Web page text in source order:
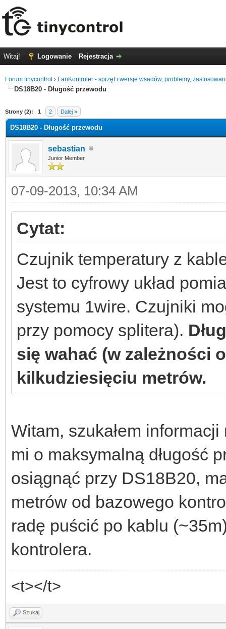
Witaj! Logowanie Rejestracja
Forum tinycontrol › LanKontroler - sprzęt i wersje wsadów, problemy,
DS18B20 - Długość przewodu
Strony (2): 1 2 Dalej »
DS18B20 - Długość przewodu
sebastian
Junior Member
07-09-2013, 10:34 AM
Cytat:
Czujnik temperatury z
Jest to cyfrowy układ
systemu 1wire. Czujniki
przy pomocy splitera).
się wahać (w zależności
kilkudziesięciu metrów.
Witam, szukałem
mi o maksymalną długość
osiągnąć przy DS18B20,
metrów od bazowego
radę puścić po kablu
kontrolera.
<t></t>
Szukaj